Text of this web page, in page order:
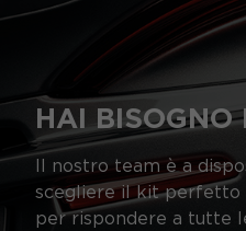
HAI BISOGNO
Il nostro team è a
scegliere il kit perfetto
per rispondere a tutte